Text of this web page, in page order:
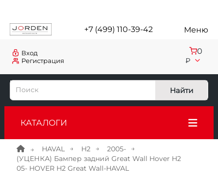
+7 (499) 110-39-42 Меню
Регистрация
Вход 0
₽
Найти
КАТАЛОГИ
HAVAL H2
2005-
(УЦЕНКА) Бампер задний Great Wall Hover H2
05- HOVER H2 Great Wall-HAVAL